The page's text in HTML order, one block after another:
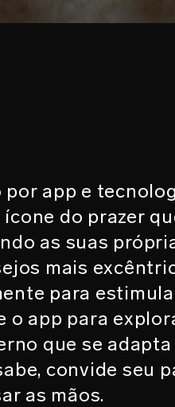
app e
do prazer
as suas
mais
para
o app para
que se adapta
convide seu
as mãos.